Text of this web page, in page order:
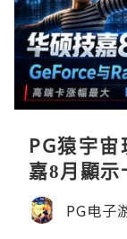
PG猿宇
嘉8月顯
PG电子